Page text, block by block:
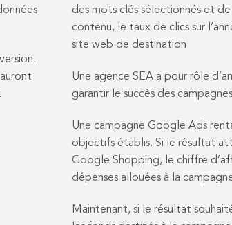
des mots clés sélectionnés et
contenu, le taux de clics sur
site web de destination.
Une agence SEA a pour rôle
garantir le succès des
Une campagne Google Ads
objectifs établis. Si le résultat
Google Shopping, le chiffre
dépenses allouées à la
Maintenant, si le résultat